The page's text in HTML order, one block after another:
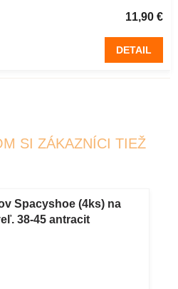
11,90 €
DETAIL
SI ZÁKAZNÍCI TIEŽ
Spacyshoe (4ks) na
38-45 antracit